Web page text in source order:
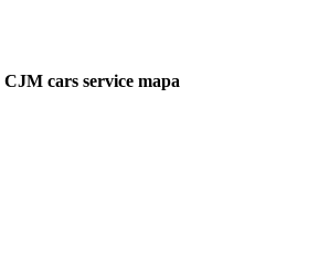
CJM cars service mapa